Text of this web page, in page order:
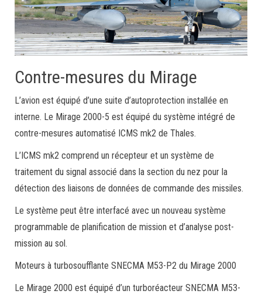
Contre-mesures du Mirage
L’avion est équipé d’une suite d’autoprotection installée en
interne. Le Mirage 2000-5 est équipé du système intégré de
contre-mesures automatisé ICMS mk2 de Thales.
L’ICMS mk2 comprend un récepteur et un système de
traitement du signal associé dans la section du nez pour la
détection des liaisons de données de commande des missiles.
Le système peut être interfacé avec un nouveau système
programmable de planification de mission et d’analyse post-
mission au sol.
Moteurs à turbosoufflante SNECMA M53-P2 du Mirage 2000
Le Mirage 2000 est équipé d’un turboréacteur SNECMA M53-